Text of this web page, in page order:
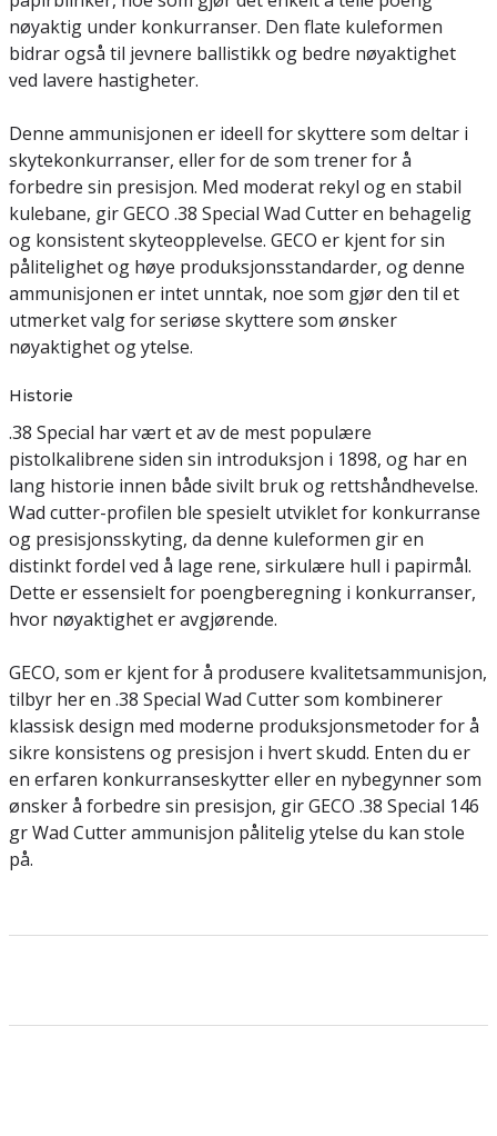
nøyaktig under konkurranser. Den flate kuleformen
bidrar også til jevnere ballistikk og bedre nøyaktighet
ved lavere hastigheter.
Denne ammunisjonen er ideell for skyttere som deltar i
skytekonkurranser, eller for de som trener for å
forbedre sin presisjon. Med moderat rekyl og en stabil
kulebane, gir GECO .38 Special Wad Cutter en behagelig
og konsistent skyteopplevelse. GECO er kjent for sin
pålitelighet og høye produksjonsstandarder, og denne
ammunisjonen er intet unntak, noe som gjør den til et
utmerket valg for seriøse skyttere som ønsker
nøyaktighet og ytelse.
Historie
.38 Special har vært et av de mest populære
pistolkalibrene siden sin introduksjon i 1898, og har en
lang historie innen både sivilt bruk og rettshåndhevelse.
Wad cutter-profilen ble spesielt utviklet for konkurranse
og presisjonsskyting, da denne kuleformen gir en
distinkt fordel ved å lage rene, sirkulære hull i papirmål.
Dette er essensielt for poengberegning i konkurranser,
hvor nøyaktighet er avgjørende.
GECO, som er kjent for å produsere kvalitetsammunisjon,
tilbyr her en .38 Special Wad Cutter som kombinerer
klassisk design med moderne produksjonsmetoder for å
sikre konsistens og presisjon i hvert skudd. Enten du er
en erfaren konkurranseskytter eller en nybegynner som
ønsker å forbedre sin presisjon, gir GECO .38 Special 146
gr Wad Cutter ammunisjon pålitelig ytelse du kan stole
på.